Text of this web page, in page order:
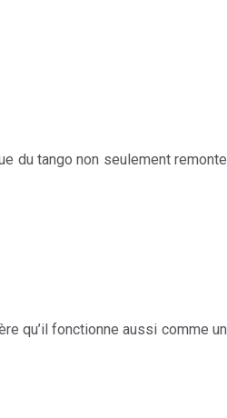
du tango non seulement remonte
qu’il fonctionne aussi comme un